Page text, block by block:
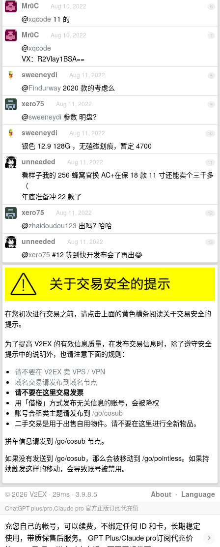
6
Mr0C Aug 10, 2022
@xqcode 11 的
7
Mr0C Aug 10, 2022
@xqcode
VX：R2Vlay1BSA==
8
sweeneydi Aug 11, 2022
@Findurway 2020 款的考虑么
9
xero75 Aug 11, 2022
@sweeneydi 参数 明盘?
10
sweeneydi Aug 11, 2022
银色 12.9 128G ，无磕碰划痕，暂定 4700
11
unneeded Aug 11, 2022
看样子我的 256 蜂窝官换 AC+在保 18 款 11 寸还能卖个三千多
（
年底准备冲 22 款了
12
xero75 Aug 11, 2022
@zhaidoudou123 出吗? 哈哈
13
unneeded Aug 11, 2022
@xero75 #12 等到快开发布会了再出😂
在您初次进行交易之前，请点击上面的黄色横条阅读关于交易安全的
提示。
为了提高 V2EX 的有效信息质量，在发布交易信息时，除了遵守安全
提示中的说明外，也请注意下面的规则：
请不要在 V2EX 卖 VPS / VPN
域名交易请发布到域名节点
请不要在这里交易发票
用「借楼」方式发布无关信息的账号，会被降权
账号合租类主题请发布到 /go/cosub
二手交易是用于出售自用物件。请不要在这里进行全新物品。
拼车信息请发到 /go/cosub 节点。
如果没有发送到 /go/cosub，那么会被移动到 /go/pointless。如果持
续触发这样的移动，会导致账号被禁用。
About · Language
© 2026 V2EX · 29ms · 3.9.8.5
ChatGPT plus/pro,Claude pro 官方正版订阅代充值
充您自己的帐号，可以续费，不绑定任何 ID 和卡，长期稳定
使用，带质保售后服务。 GPT Plus/Claude pro订阅代充价
›